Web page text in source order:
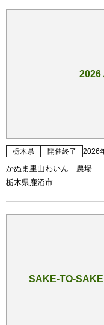
2026
栃木県 開催終了 2026
かぬま里山わいん 農場
栃木県鹿沼市
SAKE-TO-